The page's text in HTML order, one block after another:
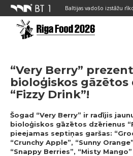
Baltijas vadošo izstāžu
“Very Berry”
bioloģiskos gāzētos
“Fizzy Drink”!
Šogad “Very Berry” ir radījis
bioloģiskos gāzētos dzērienus
pieejamas septiņas garšas:
“Crunchy Apple”, “Sunny
“Snappy Berries”, “Misty